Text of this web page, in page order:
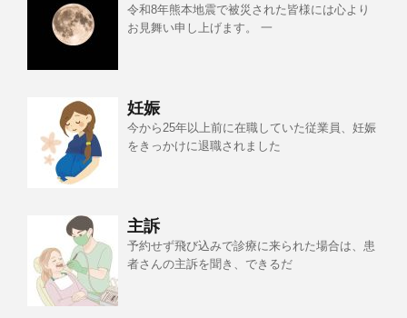
令和8年熊本地震で被災された皆様には心より
お見舞い申し上げます。 一
妊娠
今から25年以上前に在職していた従業員、妊娠
をきっかけに退職されました
主訴
予約せず飛び込みで診療に来られた場合は、患
者さんの主訴を聞き、できるだ